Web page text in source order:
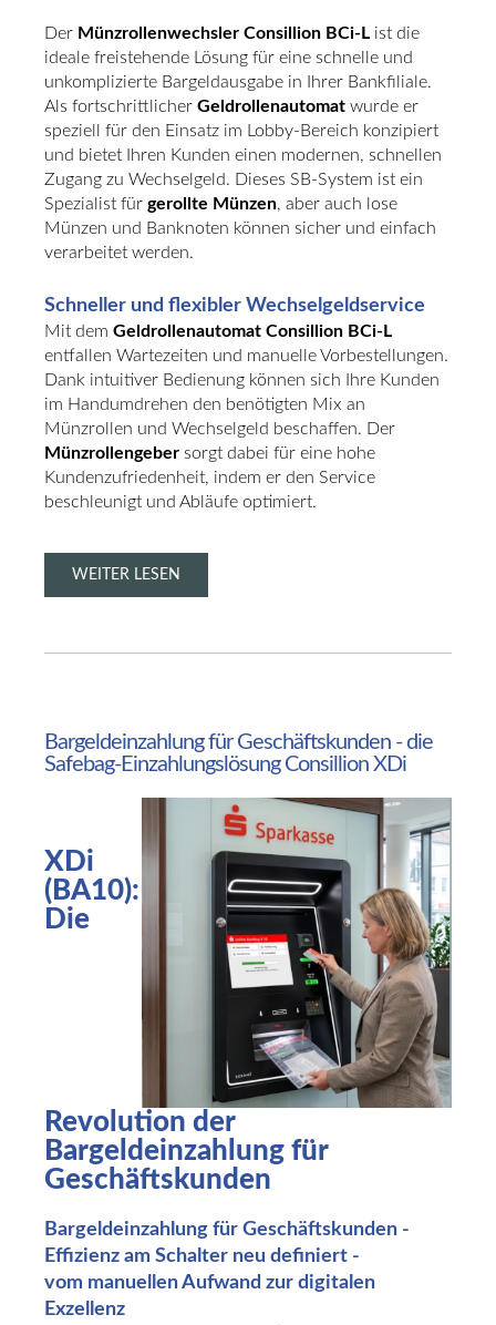
Der Münzrollenwechsler Consillion BCi-L ist die
ideale freistehende Lösung für eine schnelle und
unkomplizierte Bargeldausgabe in Ihrer Bankfiliale.
Als fortschrittlicher Geldrollenautomat wurde er
speziell für den Einsatz im Lobby-Bereich konzipiert
und bietet Ihren Kunden einen modernen, schnellen
Zugang zu Wechselgeld. Dieses SB-System ist ein
Spezialist für gerollte Münzen, aber auch lose
Münzen und Banknoten können sicher und einfach
verarbeitet werden.
Schneller und flexibler Wechselgeldservice
Mit dem Geldrollenautomat Consillion BCi-L
entfallen Wartezeiten und manuelle Vorbestellungen.
Dank intuitiver Bedienung können sich Ihre Kunden
im Handumdrehen den benötigten Mix an
Münzrollen und Wechselgeld beschaffen. Der
Münzrollengeber sorgt dabei für eine hohe
Kundenzufriedenheit, indem er den Service
beschleunigt und Abläufe optimiert.
WEITER LESEN
Bargeldeinzahlung für Geschäftskunden - die
Safebag-Einzahlungslösung Consillion XDi
XDi
(BA10):
Die
Revolution der
Bargeldeinzahlung für
Geschäftskunden
Bargeldeinzahlung für Geschäftskunden -
Effizienz am Schalter neu definiert -
vom manuellen Aufwand zur digitalen
Exzellenz